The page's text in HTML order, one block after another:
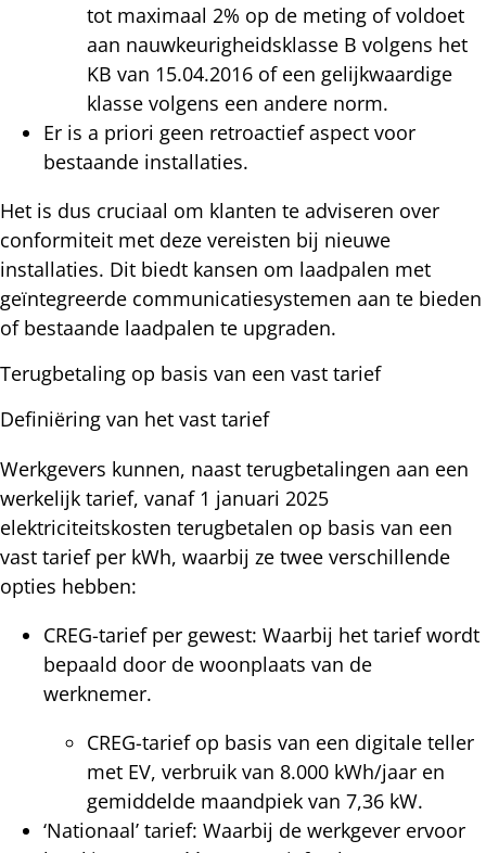
tot maximaal 2% op de meting of voldoet
aan nauwkeurigheidsklasse B volgens het
KB van 15.04.2016 of een gelijkwaardige
klasse volgens een andere norm.
Er is a priori geen retroactief aspect voor
bestaande installaties.
Het is dus cruciaal om klanten te adviseren over
conformiteit met deze vereisten bij nieuwe
installaties. Dit biedt kansen om laadpalen met
geïntegreerde communicatiesystemen aan te bieden
of bestaande laadpalen te upgraden.
Terugbetaling op basis van een vast tarief
Definiëring van het vast tarief
Werkgevers kunnen, naast terugbetalingen aan een
werkelijk tarief, vanaf 1 januari 2025
elektriciteitskosten terugbetalen op basis van een
vast tarief per kWh, waarbij ze twee verschillende
opties hebben:
CREG-tarief per gewest: Waarbij het tarief wordt
bepaald door de woonplaats van de
werknemer.
CREG-tarief op basis van een digitale teller
met EV, verbruik van 8.000 kWh/jaar en
gemiddelde maandpiek van 7,36 kW.
‘Nationaal’ tarief: Waarbij de werkgever ervoor